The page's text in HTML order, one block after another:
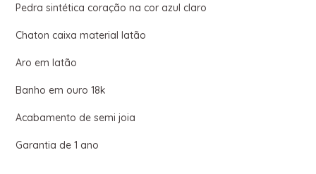
Pedra sintética coração na cor azul claro
Chaton caixa material latão
Aro em latão
Banho em ouro 18k
Acabamento de semi joia
Garantia de 1 ano